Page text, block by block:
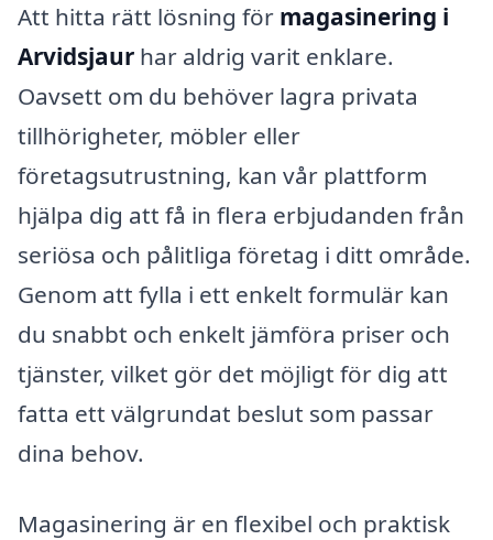
Att hitta rätt lösning för magasinering i
Arvidsjaur har aldrig varit enklare.
Oavsett om du behöver lagra privata
tillhörigheter, möbler eller
företagsutrustning, kan vår plattform
hjälpa dig att få in flera erbjudanden från
seriösa och pålitliga företag i ditt område.
Genom att fylla i ett enkelt formulär kan
du snabbt och enkelt jämföra priser och
tjänster, vilket gör det möjligt för dig att
fatta ett välgrundat beslut som passar
dina behov.
Magasinering är en flexibel och praktisk